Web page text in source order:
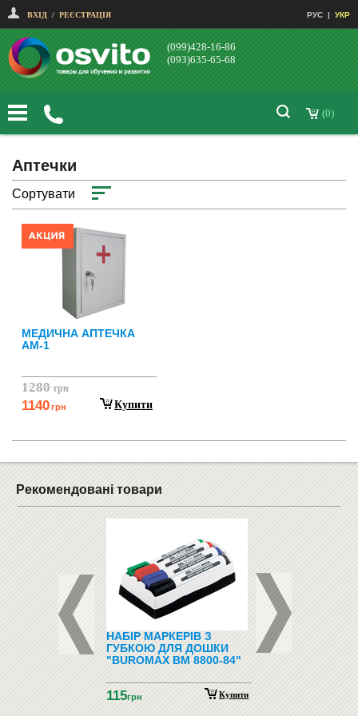
ВХІД / РЕЄСТРАЦІЯ РУС | УКР
(099)428-16-86
(093)635-65-68
(0)
Аптечки
Сортувати
МЕДИЧНА АПТЕЧКА
АМ-1
1280грн
1140грн Купити
Рекомендовані товари
НАБІР МАРКЕРІВ З
ГУБКОЮ ДЛЯ ДОШКИ
"BUROMAX BM 8800-84"
115грн Купити
ПІДЛОГОВІ